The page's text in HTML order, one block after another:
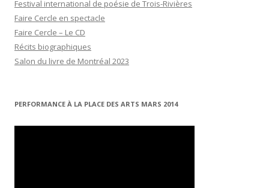
Festival international de poésie de Trois-Rivières
Faire Cercle en spectacle
Faire Cercle – Le CD
Récits biographiques
Salon du livre de Montréal 2023
PERFORMANCE À LA PLACE DES ARTS MARS 2014